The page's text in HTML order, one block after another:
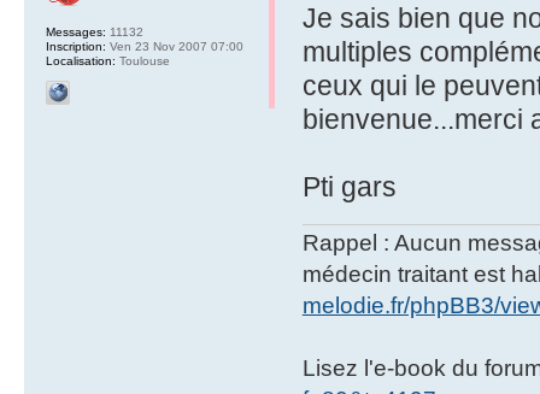
Je sais bien que
multiples
ceux qui le
bienvenue...merci
Pti gars
Rappel : Aucun
médecin traitant est
melodie.fr/phpBB3/
Lisez l'e-book du
Messages: 11132
Inscription: Ven 23 Nov 2007 07:00
Localisation: Toulouse